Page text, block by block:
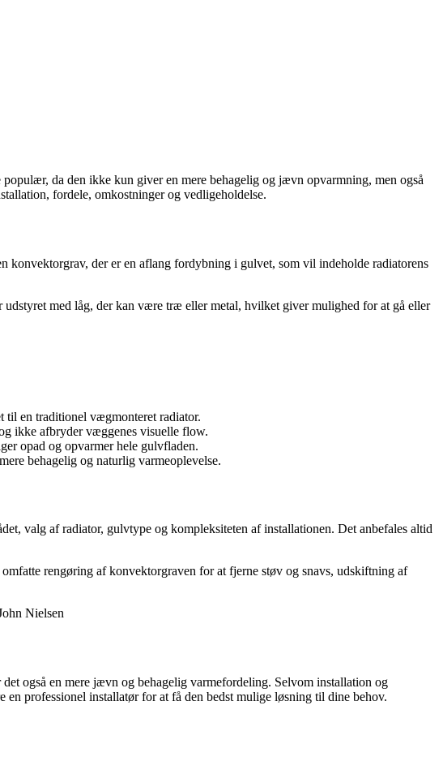
da den ikke kun giver en mere behagelig og jævn opvarmning, men også
fordele, omkostninger og vedligeholdelse.
der er en aflang fordybning i gulvet, som vil indeholde radiatorens
med låg, der kan være træ eller metal, hvilket giver mulighed for at gå eller
en traditionel vægmonteret radiator.
ikke afbryder væggenes visuelle flow.
opad og opvarmer hele gulvfladen.
behagelig og naturlig varmeoplevelse.
valg af radiator, gulvtype og kompleksiteten af installationen. Det anbefales altid
rengøring af konvektorgraven for at fjerne støv og snavs, udskiftning af
Nielsen
også en mere jævn og behagelig varmefordeling. Selvom installation og
professionel installatør for at få den bedst mulige løsning til dine behov.